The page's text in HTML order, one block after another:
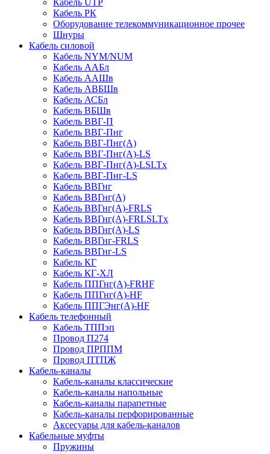
Кабель UTP
Кабель РК
Оборудование телекоммуникационное прочее
Шнуры
Кабель силовой
Кабель NYM/NUM
Кабель ААБл
Кабель ААШв
Кабель АВБШв
Кабель АСБл
Кабель ВБШв
Кабель ВВГ-П
Кабель ВВГ-Пнг
Кабель ВВГ-Пнг(А)
Кабель ВВГ-Пнг(А)-LS
Кабель ВВГ-Пнг(А)-LSLTx
Кабель ВВГ-Пнг-LS
Кабель ВВГнг
Кабель ВВГнг(А)
Кабель ВВГнг(А)-FRLS
Кабель ВВГнг(А)-FRLSLTx
Кабель ВВГнг(А)-LS
Кабель ВВГнг-FRLS
Кабель ВВГнг-LS
Кабель КГ
Кабель КГ-ХЛ
Кабель ППГнг(А)-FRHF
Кабель ППГнг(А)-HF
Кабель ППГЭнг(А)-HF
Кабель телефонный
Кабель ТППэп
Провод П274
Провод ПРППМ
Провод ПТПЖ
Кабель-каналы
Кабель-каналы классические
Кабель-каналы напольные
Кабель-каналы парапетные
Кабель-каналы перфорированные
Аксесуары для кабель-каналов
Кабельные муфты
Пружины